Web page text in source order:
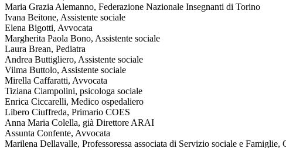
Maria Grazia Alemanno, Federazione Nazionale Insegnanti di Torino
Ivana Beitone, Assistente sociale
Elena Bigotti, Avvocata
Margherita Paola Bono, Assistente sociale
Laura Brean, Pediatra
Andrea Buttigliero, Assistente sociale
Vilma Buttolo, Assistente sociale
Mirella Caffaratti, Avvocata
Tiziana Ciampolini, psicologa sociale
Enrica Ciccarelli, Medico ospedaliero
Libero Ciuffreda, Primario COES
Anna Maria Colella, già Direttore ARAI
Assunta Confente, Avvocata
Marilena Dellavalle, Professoressa associata di Servizio sociale e Famiglie,